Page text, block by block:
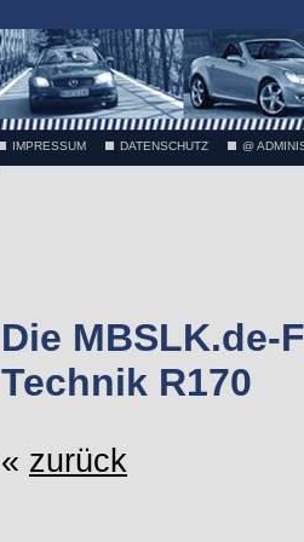
IMPRESSUM DATENSCHUTZ @
Die MBSLK.de-
Technik R170
« zurück